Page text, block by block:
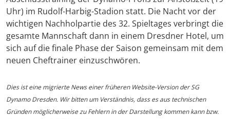
Uhr) im Rudolf-Harbig-Stadion statt. Die Nacht vor der
wichtigen Nachholpartie des 32. Spieltages verbringt die
gesamte Mannschaft dann in einem Dresdner Hotel, um
sich auf die finale Phase der Saison gemeinsam mit dem
neuen Cheftrainer einzuschwören.
Dies ist eine migrierte News einer früheren Website-Version der SG
Dynamo Dresden. Wir bitten um Verständnis, dass es aus technischen
Gründen möglicherweise zu Fehlern in der Darstellung kommen kann bzw.